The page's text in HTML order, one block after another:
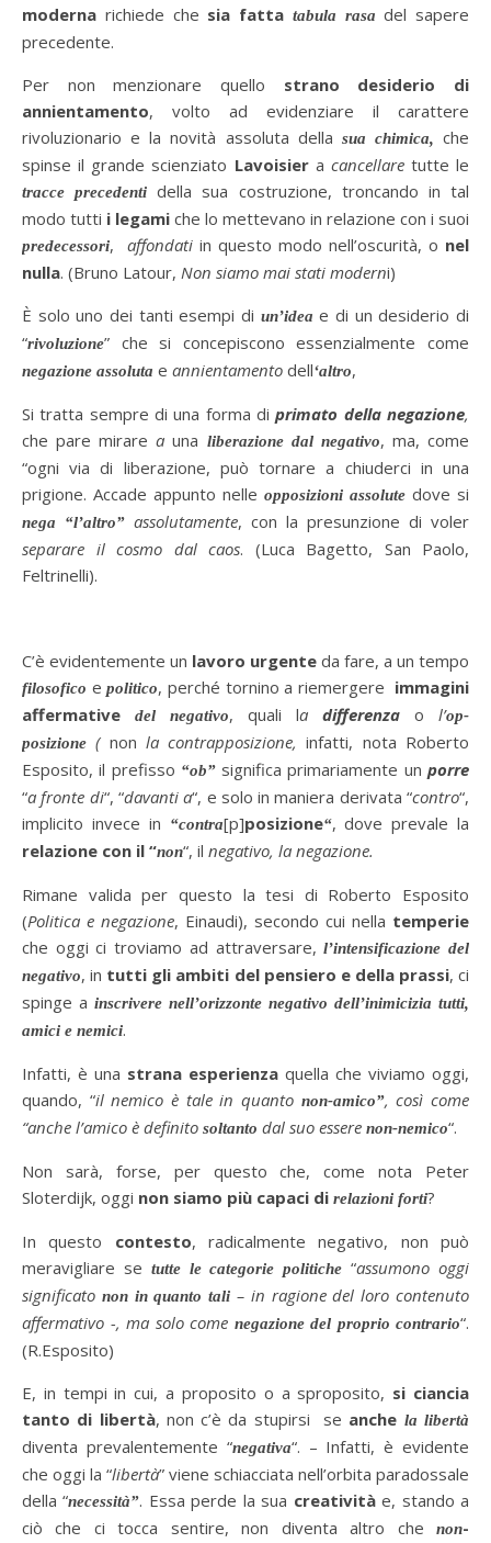
moderna richiede che sia fatta tabula rasa del sapere
precedente.
Per non menzionare quello strano desiderio di
annientamento, volto ad evidenziare il carattere
rivoluzionario e la novità assoluta della sua chimica, che
spinse il grande scienziato Lavoisiera cancellaretutte le
tracce precedenti della sua costruzione, troncando in tal
modo tutti i legami che lo mettevano in relazione con i suoi
predecessori, affondati in questo modo nell’oscurità, o nel
nulla. (Bruno Latour, Non siamo mai stati moderni)
È solo uno dei tanti esempi di un’idea e di un desiderio di
“rivoluzione” che si concepiscono essenzialmente come
negazione assoluta e annientamento dell‘altro,
Si tratta sempre di una forma diprimato della negazione,
che pare mirare a una liberazione dal negativo, ma, come
“ogni via di liberazione, può tornare a chiuderci in una
prigione. Accade appunto nelle opposizioni assolute dove si
nega “l’altro” assolutamente, con la presunzione di voler
separare il cosmo dal caos. (Luca Bagetto, San Paolo,
Feltrinelli).
C’è evidentemente un lavoro urgente da fare, a un tempo
filosofico epolitico, perché tornino a riemergere immagini
affermative
del negativo, quali la differenza o l’op-
posizione ( non la contrapposizione,infatti, nota Roberto
Esposito, il prefisso “ob”significa primariamente unporre
“a fronte di“, “davanti a“, e solo in maniera derivata “contro“,
implicito invece in
“contra[p]posizione“, dove prevale la
relazione con il “non“, il negativo, la negazione.
Rimane valida per questo la tesi di Roberto Esposito
(Politica e negazione, Einaudi), secondo cui nella temperie
che oggi ci troviamo ad attraversare,l’intensificazione del
negativo, in tutti gli ambiti del pensiero e della prassi, ci
spinge a inscrivere nell’orizzonte negativo dell’inimicizia tutti,
amici e nemici.
Infatti, è una strana esperienza quella che viviamo oggi,
quando, “il nemico è tale in quanto non-amico”, così come
“anche l’amico è definito soltanto dal suo essere non-nemico“.
Non sarà, forse, per questo che, come nota Peter
Sloterdijk, oggi non siamo più capaci di relazioni forti?
In questo contesto, radicalmente negativo, non può
meravigliare se tutte le categorie politiche“assumono oggi
significato non in quanto tali – in ragione del loro contenuto
affermativo -, ma solo come negazione del proprio contrario“.
(R.Esposito)
E, in tempi in cui, a proposito o a sproposito, si ciancia
tanto di libertà, non c’è da stupirsi se anche la libertà
diventa prevalentemente “negativa“. – Infatti, è evidente
che oggi la “libertà” viene schiacciata nell’orbita paradossale
della “necessità”. Essa perde la sua creativitàe, stando a
ciò che ci tocca sentire, non diventa altro che
non-